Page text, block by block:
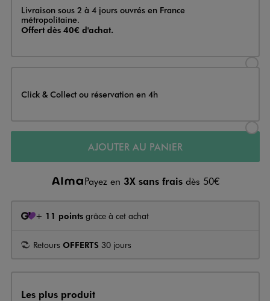
Livraison
Livraison sous 2 à 4 jours ouvrés en France
métropolitaine.
Offert dès 40€ d'achat.
Click & Collect ou réservation en 4h
AJOUTER AU PANIER
Payez en 3X sans frais dès 50€
+ 11 points grâce à cet achat
Retours OFFERTS 30 jours
Les plus produit